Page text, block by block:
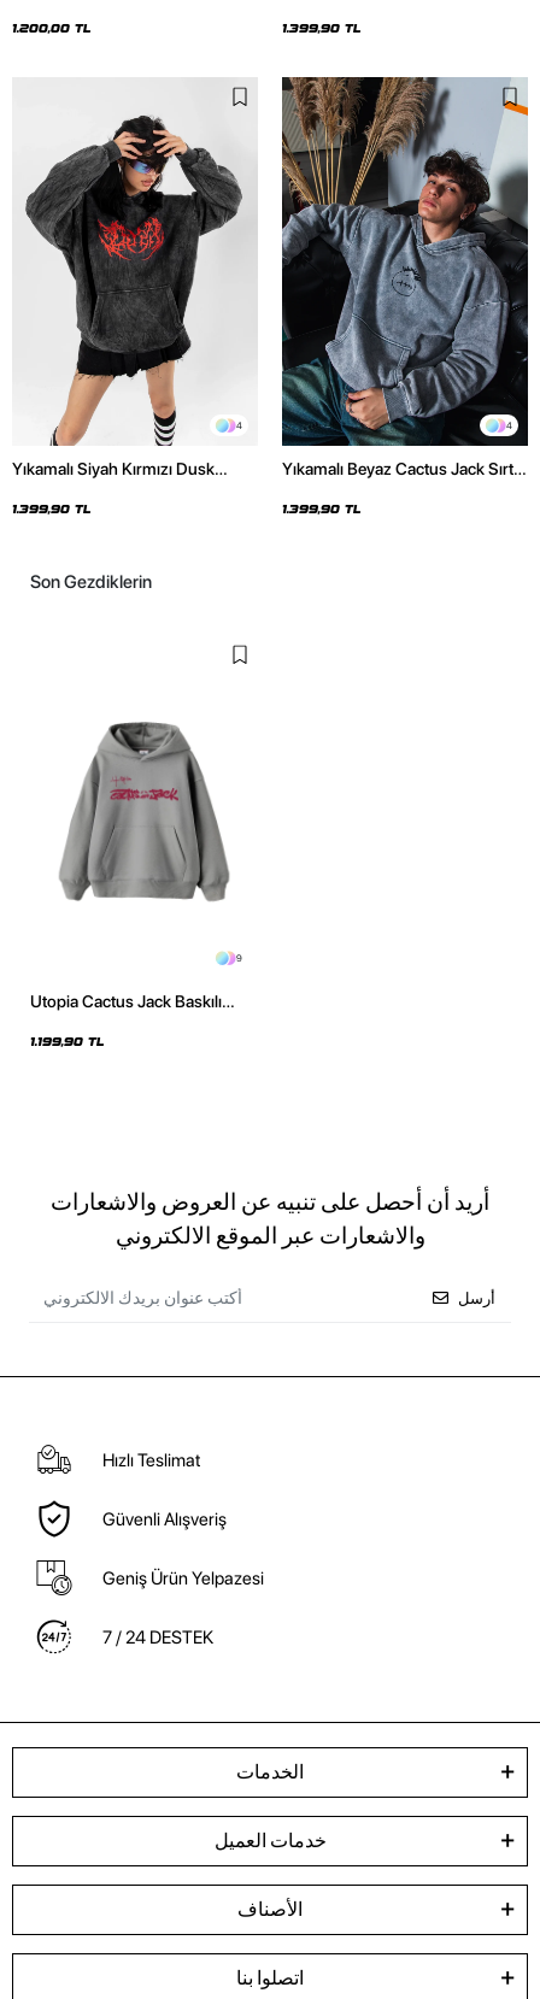
1.200,00 TL 1.399,90 TL
4
Yıkamalı Siyah Kırmızı Dusk
1.399,90 TL
4
Yıkamalı Beyaz Cactus Jack Sırt
1.399,90 TL
Son Gezdiklerin
9
Utopia Cactus Jack Baskılı
1.199,90 TL
أريد أن أحصل على تنبيه عن العروض والاشعارات
والاشعارات عبر الموقع الالكتروني
أرسل
Hızlı Teslimat
Güvenli Alışveriş
Geniş Ürün Yelpazesi
7 / 24 DESTEK
الخدمات
خدمات العميل
الأصناف
اتصلوا بنا